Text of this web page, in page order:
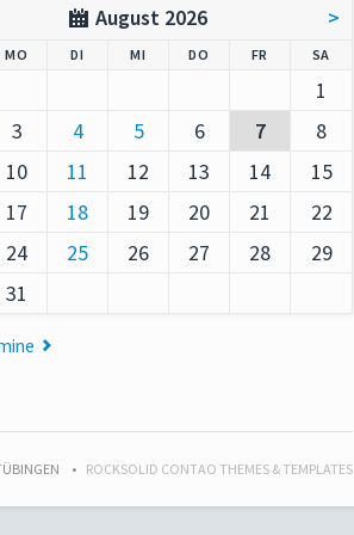
August 2026 >
MO DIENSTAG
MITTWOCH
DO NNERSTAG
FR SA
1
3 4 5 6 7
8
10 11 12 13 14
15
17 18 19 20 21
22
24 25 26 27 28
29
31
ROCKSOLID CONTAO THEMES & TEMPLATES